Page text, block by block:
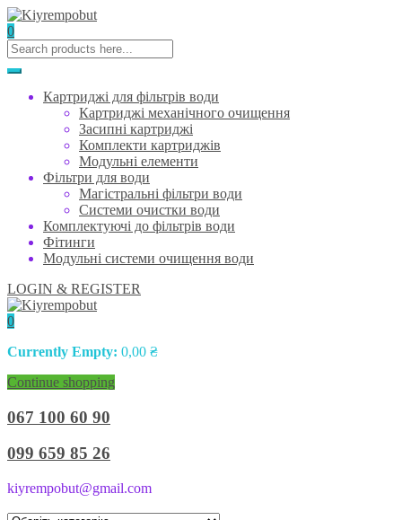
0
Картриджі для фільтрів води
Картриджі механічного очищення
Засипні картриджі
Комплекти картриджів
Модульні елементи
Фільтри для води
Магістральні фільтри води
Системи очистки води
Комплектуючі до фільтрів води
Фітинги
Модульні системи очищення води
LOGIN & REGISTER
0
Currently Empty: 0,00 ₴
Continue shopping
067 100 60 90
099 659 85 26
kiyrempobut@gmail.com